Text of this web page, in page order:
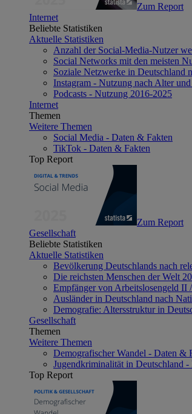
Zum Report
Internet
Beliebte Statistiken
Aktuelle Statistiken
Anzahl der Social-Media-Nutzer
Social Networks mit den meisten
Soziale Netzwerke in Deutschland
Instagram - Nutzung nach Alter
Podcasts - Nutzung 2016-2025
Internet
Themen
Weitere Themen
Social Media - Daten & Fakten
TikTok - Daten & Fakten
Top Report
Zum Report
Gesellschaft
Beliebte Statistiken
Aktuelle Statistiken
Bevölkerung Deutschlands nach
Die reichsten Menschen der Welt
Empfänger von Arbeitslosengeld II
Ausländer in Deutschland nach
Demografie: Altersstruktur in
Gesellschaft
Themen
Weitere Themen
Demografischer Wandel - Daten &
Jugendkriminalität in Deutschland -
Top Report